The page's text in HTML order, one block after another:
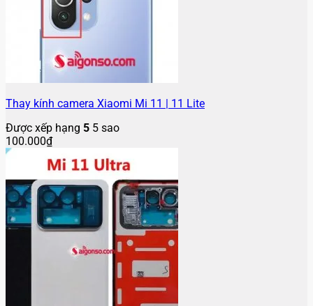
Thay kính camera Xiaomi Mi 11 | 11 Lite
Được xếp hạng 5 5 sao
100.000₫